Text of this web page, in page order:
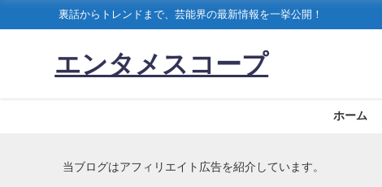
裏話からトレンドまで、芸能界の最新情報を一挙公開！
エンタメスコープ
ホーム
当ブログはアフィリエイト広告を紹介しています。